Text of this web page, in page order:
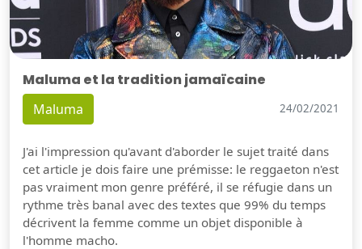
Maluma et la tradition jamaïcaine
Maluma 24/02/2021
J'ai l'impression qu'avant d'aborder le sujet traité dans
cet article je dois faire une prémisse: le reggaeton n'est
pas vraiment mon genre préféré, il se réfugie dans un
rythme très banal avec des textes que 99% du temps
décrivent la femme comme un objet disponible à
l'homme macho.